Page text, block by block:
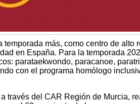
más, como centro de alto
en España. Para la temporada
parataekwondo, paracanoe,
con el programa homólogo
través del CAR Región de Murcia,